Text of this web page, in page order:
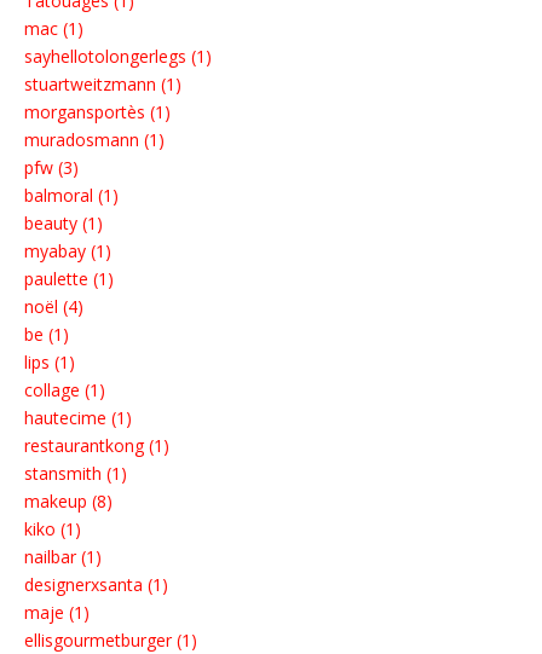
mac (1)
sayhellotolongerlegs (1)
stuartweitzmann (1)
morgansportès (1)
muradosmann (1)
pfw (3)
balmoral (1)
beauty (1)
myabay (1)
paulette (1)
noël (4)
be (1)
lips (1)
collage (1)
hautecime (1)
restaurantkong (1)
stansmith (1)
makeup (8)
kiko (1)
nailbar (1)
designerxsanta (1)
maje (1)
ellisgourmetburger (1)